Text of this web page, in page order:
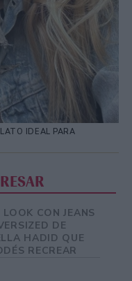
IDEAL PARA
LOOK CON JEANS
DE
HADID QUE
RECREAR